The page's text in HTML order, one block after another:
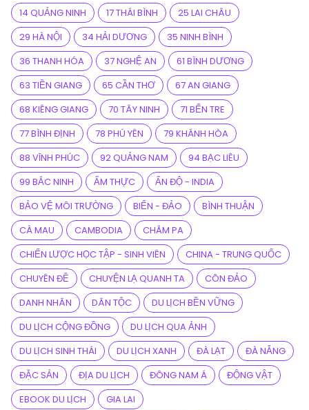
14 QUẢNG NINH 17 THÁI BÌNH
25 LAI CHÂU
29 HÀ NỘI
34 HẢI DƯƠNG
35 NINH BÌNH
36 THANH HÓA
37 NGHỆ AN
61 BÌNH DƯƠNG
63 TIỀN GIANG
65 CẦN THƠ
67 AN GIANG
68 KIÊNG GIANG
70 TÂY NINH
71 BẾN TRE
77 BÌNH ĐỊNH
78 PHÚ YÊN
79 KHÁNH HÒA
88 VĨNH PHÚC
92 QUẢNG NAM
94 BẠC LIÊU
99 BẮC NINH
ẨM THỰC
ẤN ĐỘ - INDIA
BẢO VỆ MÔI TRƯỜNG
BIỂN - ĐẢO
BÌNH THUẬN
CÀ MAU
CAMBODIA
CHĂM PA
CHIẾN LƯỢC HỌC TẬP - SINH VIÊN
CHINA - TRUNG QUỐC
CHUYÊN ĐỀ
CHUYỆN LẠ QUANH TA
CÔN ĐẢO
DANH NHÂN
DÂN TỘC
DU LỊCH BỀN VỮNG
DU LỊCH CỘNG ĐỒNG
DU LỊCH QUA ẢNH
DU LỊCH SINH THÁI
DU LỊCH XANH ĐÀ LẠT
ĐÀ NẴNG
ĐẶC SẢN
ĐỊA DU LỊCH ĐÔNG NAM Á
ĐỘNG VẬT
EBOOK DU LỊCH
GIA LAI